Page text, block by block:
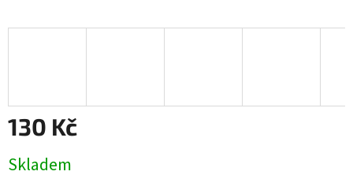
130 Kč
cena:
Skladem